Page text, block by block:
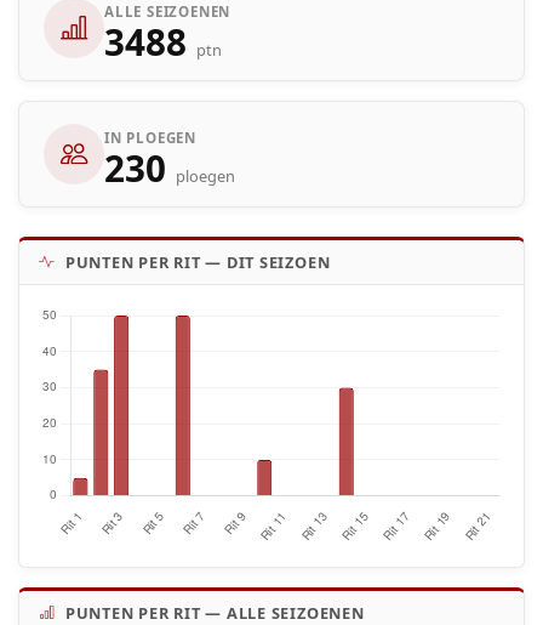
ALLE SEIZOENEN
3488 ptn
IN PLOEGEN
230 ploegen
PUNTEN PER RIT — DIT SEIZOEN
PUNTEN PER RIT — ALLE SEIZOENEN